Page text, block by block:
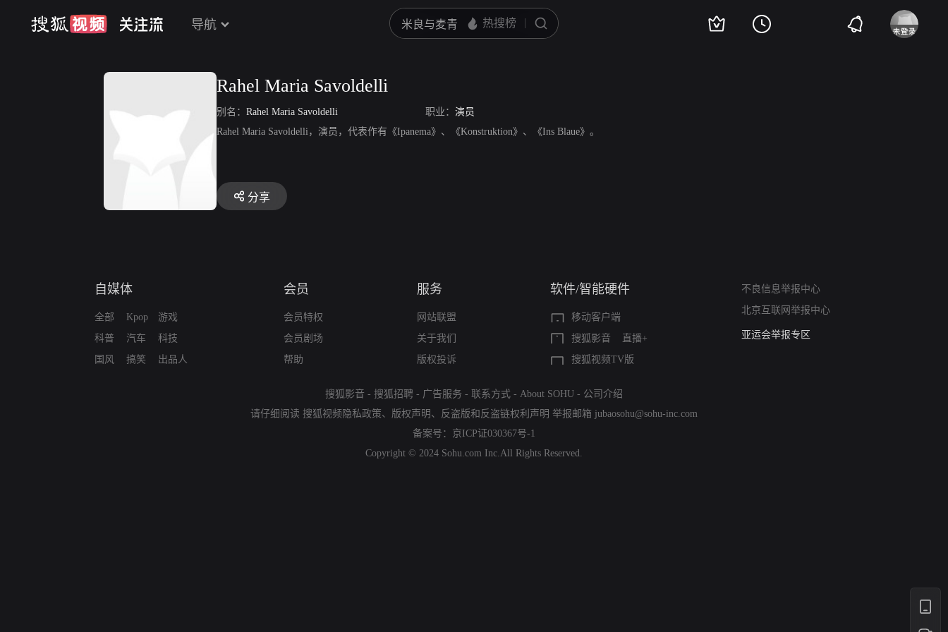
导航
Rahel Maria Savoldelli
别名： Rahel Maria Savoldelli 职业： 演员
Rahel Maria Savoldelli，演员，代表作有《Ipanema》、《Konstruktion》、《Ins Blaue》。
分享
自媒体
全部
科普
国风
Kpop
汽车
搞笑
游戏
科技
出品人
会员
会员特权
会员剧场
帮助
服务
网站联盟
关于我们
版权投诉
软件/智能硬件
移动客户端
搜狐影音
直播+
搜狐视频TV版
不良信息举报中心
北京互联网举报中心
算法推荐专项举报
亚运会举报专区
搜狐影音 - 搜狐招聘 - 广告服务 - 联系方式 - About SOHU - 公司介绍
请仔细阅读 搜狐视频隐私政策、 版权声明 、 反盗版和反盗链权利声明 举报邮箱 jubaosohu@sohu-inc.com
备案号： 京ICP证030367号-1
Copyright © 2024 Sohu.com Inc.All Rights Reserved.